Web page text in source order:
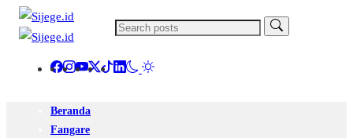
Beranda
Fangare